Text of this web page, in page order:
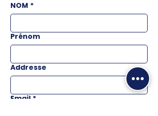
NOM *
Prénom
Addresse
Email *